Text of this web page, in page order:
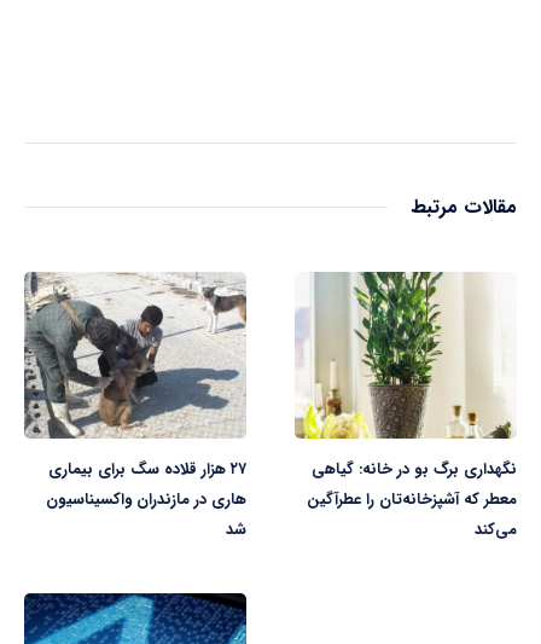
مقالات مرتبط
نگهداری برگ بو در خانه: گیاهی
معطر که آشپزخانه‌تان را عطرآگین
می‌کند
۲۷ هزار قلاده سگ برای بیماری
هاری در مازندران واکسیناسیون
شد